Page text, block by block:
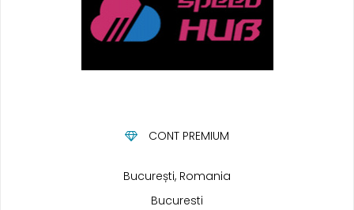
CONT PREMIUM
București, Romania
Bucuresti